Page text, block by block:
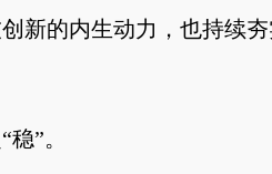
新的内生动力，也持续夯
”。